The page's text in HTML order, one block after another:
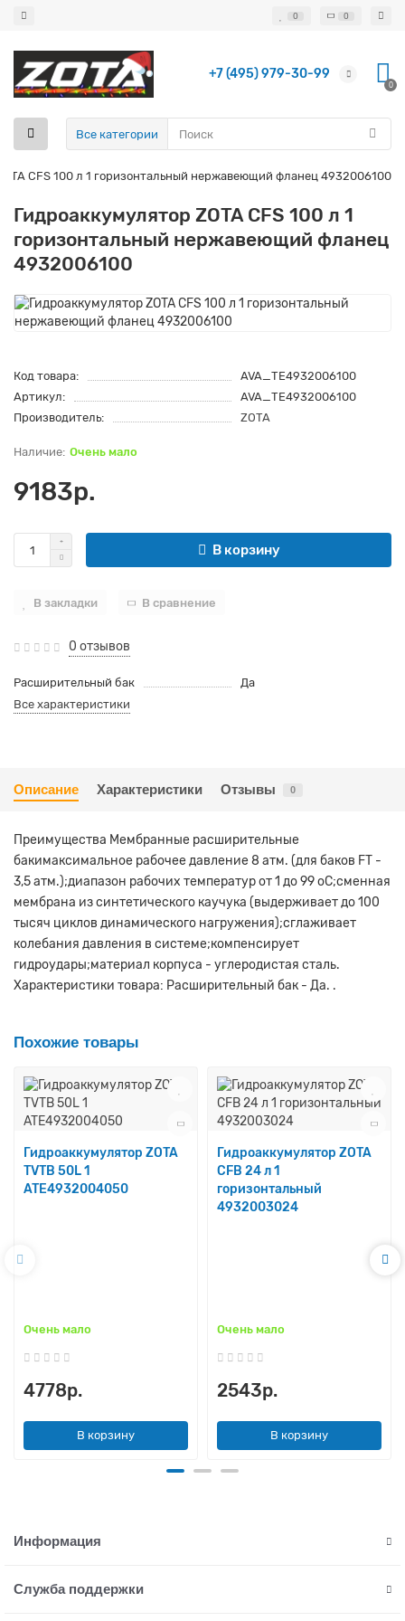
0 0
+7 (495) 979-30-99
0
Все категории
CFS 100 л 1 горизонтальный нержавеющий фланец 4932006100
Гидроаккумулятор ZOTA CFS 100 л 1
горизонтальный нержавеющий фланец
4932006100
Код товара:
AVA_TE4932006100
Артикул:
AVA_TE4932006100
Производитель:
ZOTA
Очень мало
9183р.
В корзину
В закладки В сравнение
0 отзывов
Расширительный бак
Да
Все характеристики
Описание Характеристики Отзывы 0
Преимущества Мембранные расширительные
бакимаксимальное рабочее давление 8 атм. (для баков FT -
3,5 атм.);диапазон рабочих температур от 1 до 99 оС;сменная
мембрана из синтетического каучука (выдерживает до 100
тысяч циклов динамического нагружения);сглаживает
колебания давления в системе;компенсирует
гидроудары;материал корпуса - углеродистая сталь.
Характеристики товара: Расширительный бак - Да. .
Похожие товары
Гидроаккумулятор ZOTA
TVTB 50L 1
ATE4932004050
Очень мало
4778р.
В корзину
Гидроаккумулятор ZOTA
CFB 24 л 1
горизонтальный
4932003024
Очень мало
2543р.
В корзину
Информация
Служба поддержки